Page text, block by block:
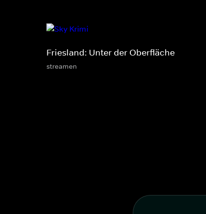
Friesland: Unter der Oberfläche
streamen